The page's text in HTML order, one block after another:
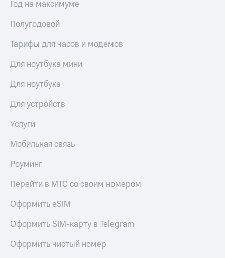
Год на максимуме
Полугодовой
Тарифы для часов и модемов
Для ноутбука мини
Для ноутбука
Для устройств
Услуги
Мобильная связь
Роуминг
Перейти в МТС со своим номером
Оформить eSIM
Оформить SIM-карту в Telegram
Оформить чистый номер